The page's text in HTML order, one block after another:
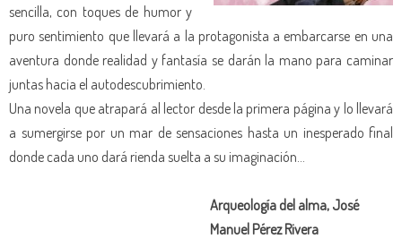
sencilla, con toques de humor y
puro sentimiento que llevará a la protagonista a embarcarse en una
aventura donde realidad y fantasía se darán la mano para caminar
juntas hacia el autodescubrimiento.
Una novela que atrapará al lector desde la primera página y lo llevará
a sumergirse por un mar de sensaciones hasta un inesperado final
donde cada uno dará rienda suelta a su imaginación…
Arqueología del alma, José
Manuel Pérez Rivera